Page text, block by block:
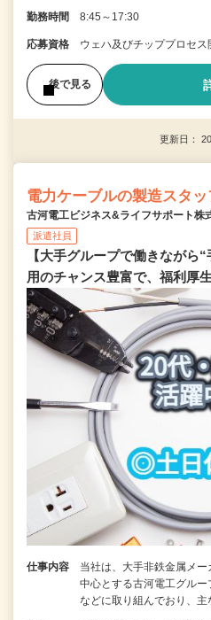
勤務時間 8:45～17:30
応募資格 ウェハ及びチッププロセ
後で見る
更新日：
電力ケーブルの製造スタッ
古河電工ビジネス&ライフサポート株
派遣社員
【大手グループで働きながら
用のチャンス豊富で、福利厚
仕事内容
当社は、大手非鉄金属メ
中心とする古河電工グル
などに取り組んでおり、